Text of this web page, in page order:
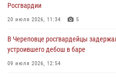
Росгвардии
20 июля 2026, 11:34 5
В Череповце росгвардейцы
устроившего дебош в баре
09 июля 2026, 12:54